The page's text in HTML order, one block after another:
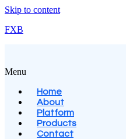
Skip to content
FXB
Menu
Home
About
Platform
Products
Contact